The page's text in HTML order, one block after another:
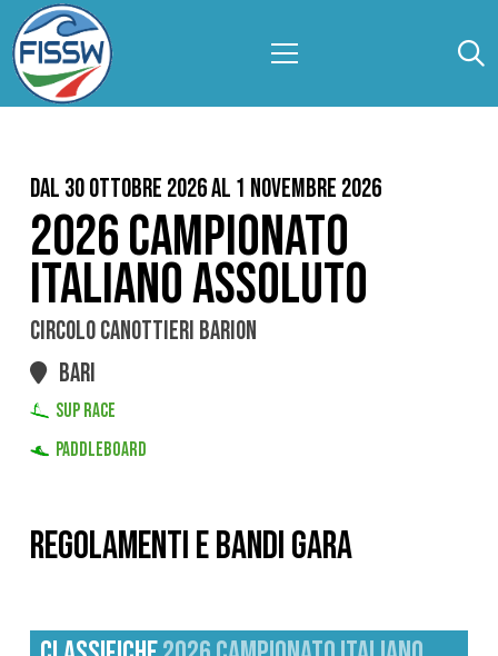
Dal 30 Ottobre 2026 al 1 Novembre 2026
2026 CAMPIONATO
ITALIANO ASSOLUTO
CIRCOLO CANOTTIERI BARION
BARI
SUP RACE
PADDLEBOARD
REGOLAMENTI E BANDI GARA